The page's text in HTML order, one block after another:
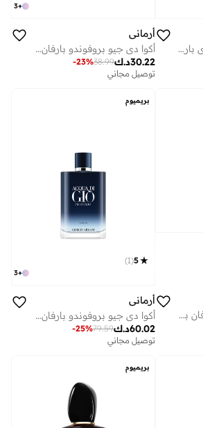
سي باسيون إنتنس أو دي بارفان 100 مل
+
3
أرماني
أكوا دي جيو بروفوندو بارفان 50 مل
د.ك30.22
38.99
-23%
توصيل مجاني
ماي واي ساني أو دو بارفان بالفانيليا، 90 مل
بريميوم
+
3
5
(
1
)
أرماني
أكوا دي جيو بروفوندو بارفان 200 مل
د.ك60.02
79.59
-25%
توصيل مجاني
بريميوم